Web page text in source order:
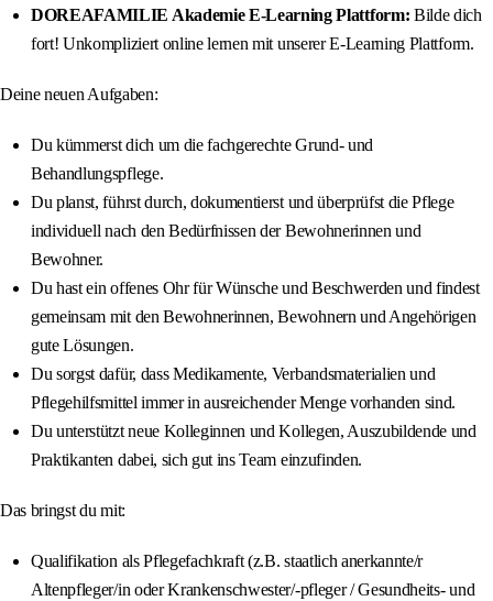
DOREAFAMILIE Akademie E-Learning Plattform: Bilde dich
fort! Unkompliziert online lernen mit unserer E-Learning Plattform.
Deine neuen Aufgaben:
Du kümmerst dich um die fachgerechte Grund- und
Behandlungspflege.
Du planst, führst durch, dokumentierst und überprüfst die Pflege
individuell nach den Bedürfnissen der Bewohnerinnen und
Bewohner.
Du hast ein offenes Ohr für Wünsche und Beschwerden und findest
gemeinsam mit den Bewohnerinnen, Bewohnern und Angehörigen
gute Lösungen.
Du sorgst dafür, dass Medikamente, Verbandsmaterialien und
Pflegehilfsmittel immer in ausreichender Menge vorhanden sind.
Du unterstützt neue Kolleginnen und Kollegen, Auszubildende und
Praktikanten dabei, sich gut ins Team einzufinden.
Das bringst du mit:
Qualifikation als Pflegefachkraft (z.B. staatlich anerkannte/r
Altenpfleger/in oder Krankenschwester/-pfleger / Gesundheits- und